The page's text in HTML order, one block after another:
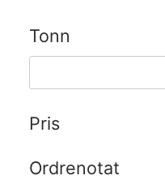
Tonn
Pris
Ordrenotat